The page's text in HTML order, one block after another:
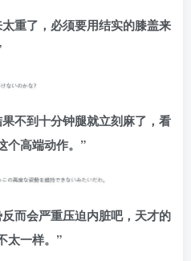
重了，必须要用结实的膝盖来
不到十分钟腿就立刻麻了，看
个高端动作。”
而会严重压迫内脏吧，天才的
太一样。”